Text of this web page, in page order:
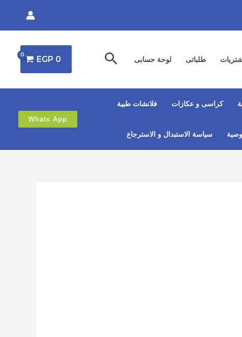
طلباتى لوحة حسابى البحث 0
EGP
كراسى و عكازات فلانشات طبية
سياسة الاستبدال و الاسترجاع
Whats App